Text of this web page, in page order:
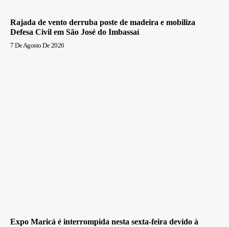
Rajada de vento derruba poste de madeira e mobiliza
Defesa Civil em São José do Imbassaí
7 De Agosto De 2026
Expo Maricá é interrompida nesta sexta-feira devido à